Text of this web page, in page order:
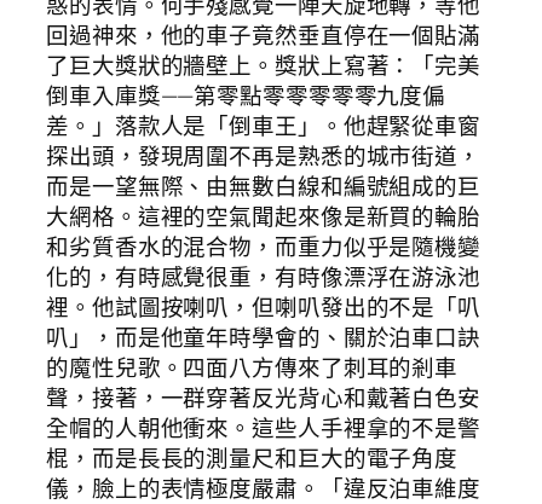
回過神來，他的車子竟然垂直停在一個貼滿
了巨大獎狀的牆壁上。獎狀上寫著：「完美
倒車入庫獎——第零點零零零零零九度偏
差。」落款人是「倒車王」。他趕緊從車窗
探出頭，發現周圍不再是熟悉的城市街道，
而是一望無際、由無數白線和編號組成的巨
大網格。這裡的空氣聞起來像是新買的輪胎
和劣質香水的混合物，而重力似乎是隨機變
化的，有時感覺很重，有時像漂浮在游泳池
裡。他試圖按喇叭，但喇叭發出的不是「叭
叭」，而是他童年時學會的、關於泊車口訣
的魔性兒歌。四面八方傳來了刺耳的剎車
聲，接著，一群穿著反光背心和戴著白色安
全帽的人朝他衝來。這些人手裡拿的不是警
棍，而是長長的測量尺和巨大的電子角度
儀，臉上的表情極度嚴肅。「違反泊車維度